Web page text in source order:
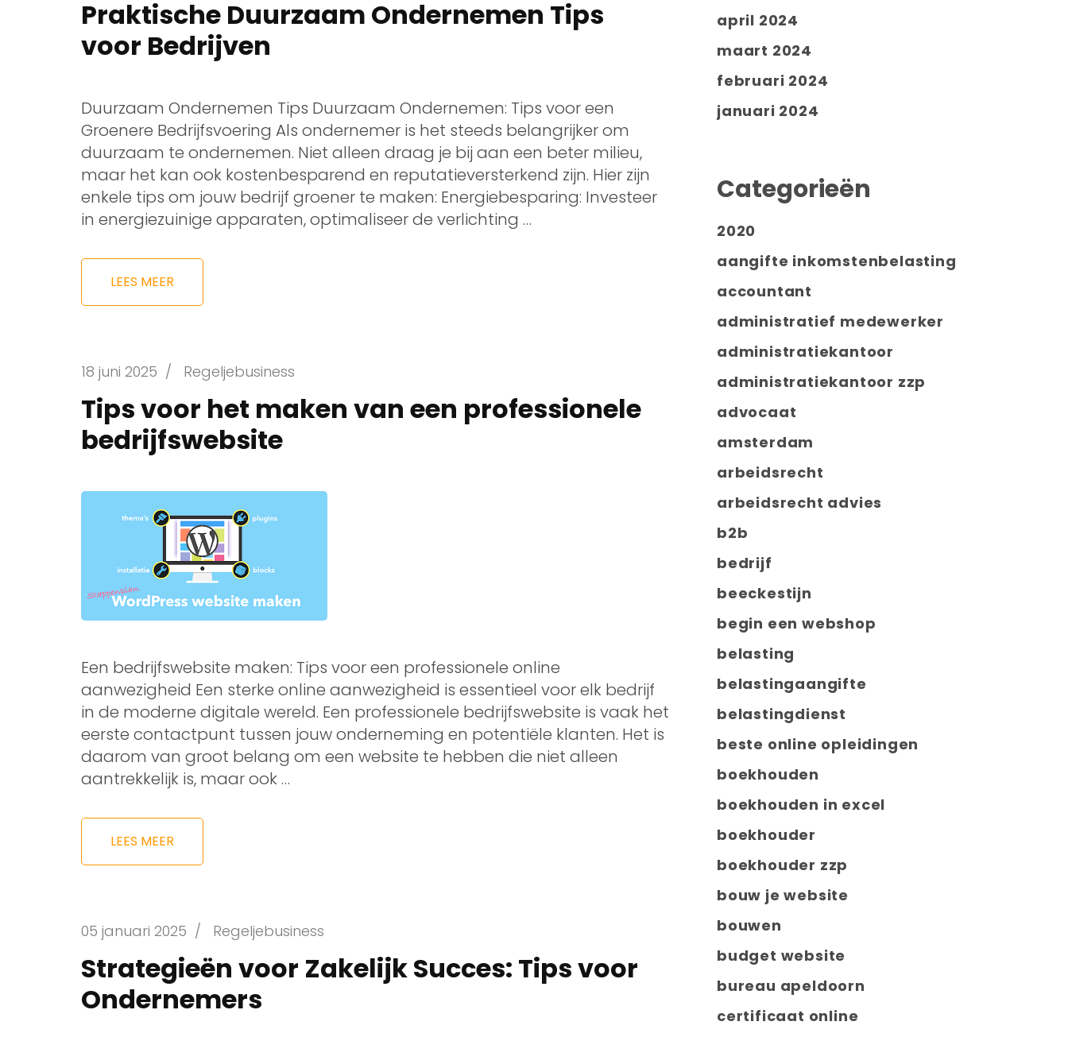
Praktische Duurzaam Ondernemen Tips
voor Bedrijven
Duurzaam Ondernemen Tips Duurzaam Ondernemen: Tips voor een
Groenere Bedrijfsvoering Als ondernemer is het steeds belangrijker om
duurzaam te ondernemen. Niet alleen draag je bij aan een beter milieu,
maar het kan ook kostenbesparend en reputatieversterkend zijn. Hier zijn
enkele tips om jouw bedrijf groener te maken: Energiebesparing: Investeer
in energiezuinige apparaten, optimaliseer de verlichting …
LEES MEER
18 juni 2025 / Regeljebusiness
Tips voor het maken van een professionele
bedrijfswebsite
Een bedrijfswebsite maken: Tips voor een professionele online
aanwezigheid Een sterke online aanwezigheid is essentieel voor elk bedrijf
in de moderne digitale wereld. Een professionele bedrijfswebsite is vaak het
eerste contactpunt tussen jouw onderneming en potentiële klanten. Het is
daarom van groot belang om een website te hebben die niet alleen
aantrekkelijk is, maar ook …
LEES MEER
05 januari 2025 / Regeljebusiness
Strategieën voor Zakelijk Succes: Tips voor
Ondernemers
april 2024
maart 2024
februari 2024
januari 2024
Categorieën
2020
aangifte inkomstenbelasting
accountant
administratief medewerker
administratiekantoor
administratiekantoor zzp
advocaat
amsterdam
arbeidsrecht
arbeidsrecht advies
b2b
bedrijf
beeckestijn
begin een webshop
belasting
belastingaangifte
belastingdienst
beste online opleidingen
boekhouden
boekhouden in excel
boekhouder
boekhouder zzp
bouw je website
bouwen
budget website
bureau apeldoorn
certificaat online